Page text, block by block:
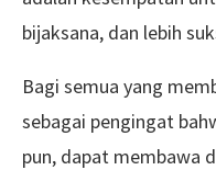
bijaksana, dan lebih
Bagi semua yang
sebagai pengingat
pun, dapat membawa